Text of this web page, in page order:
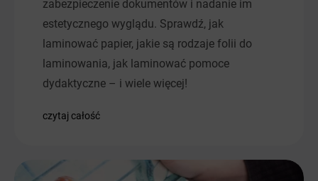
zabezpieczenie dokumentów i nadanie im
estetycznego wyglądu. Sprawdź, jak
laminować papier, jakie są rodzaje folii do
laminowania, jak laminować pomoce
dydaktyczne – i wiele więcej!
czytaj całość